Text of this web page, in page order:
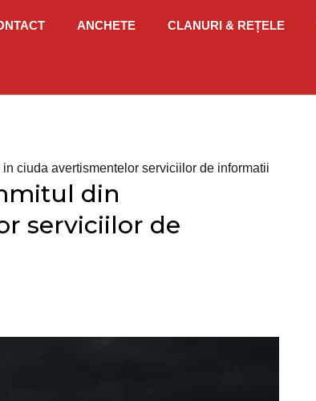
ANCHETE CLANURI & REȚELE
ciuda avertismentelor serviciilor de informatii
din
serviciilor de